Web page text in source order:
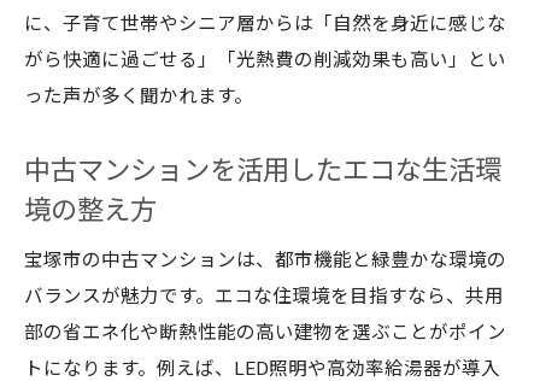
に、子育て世帯やシニア層からは「自然を身近に感じな
がら快適に過ごせる」「光熱費の削減効果も高い」とい
った声が多く聞かれます。
中古マンションを活用したエコな生活環
境の整え方
宝塚市の中古マンションは、都市機能と緑豊かな環境の
バランスが魅力です。エコな住環境を目指すなら、共用
部の省エネ化や断熱性能の高い建物を選ぶことがポイン
トになります。例えば、LED照明や高効率給湯器が導入